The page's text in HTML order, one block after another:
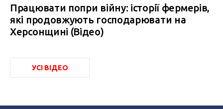
Працювати попри війну: історії фермерів,
які продовжують господарювати на
Херсонщині (Відео)
УСІ ВІДЕО